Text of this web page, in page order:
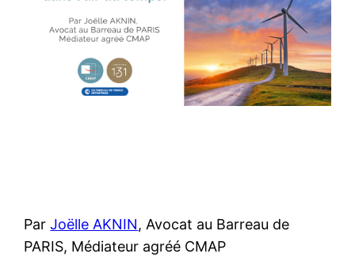
ParJoëlle AKNIN, Avocat au Barreau de
PARIS, Médiateur agréé CMAP